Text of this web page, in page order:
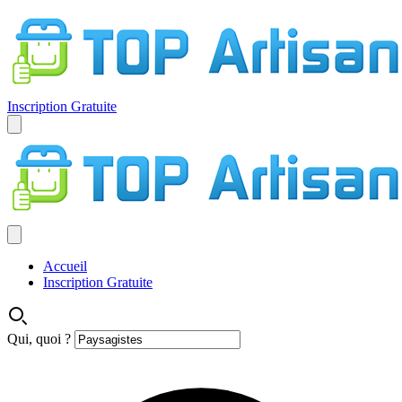
Inscription Gratuite
Accueil
Inscription Gratuite
Qui, quoi ?